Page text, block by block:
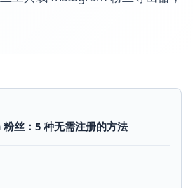
丝：5 种无需注册的方法